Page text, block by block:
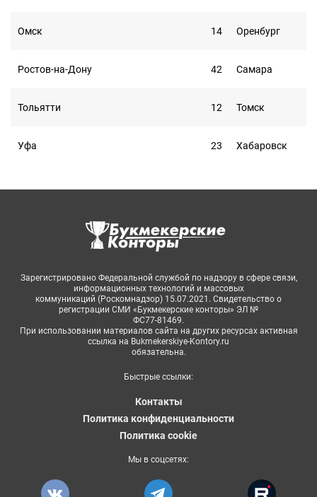
Омск 14 Оренбург
Ростов-на-Дону 42 Самара
Тольятти 12 Томск
Уфа 23 Хабаровск
Зарегистрировано Федеральной службой по надзору в сфере связи,
информационных технологий и массовых
коммуникаций (Роскомнадзор) 15.07.2021. Свидетельство о
регистрации СМИ «Букмекерские конторы» ЭЛ №
ФС77-81469.
При использовании материалов сайта на других ресурсах активная
ссылка на Bukmekerskiye-Kontory.ru
обязательна.
Быстрые ссылки:
Контакты
Политика конфиденциальности
Политика cookie
Мы в соцсетях: